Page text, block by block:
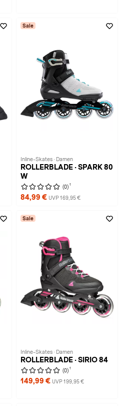
Sale
Inline-Skates · Damen
ROLLERBLADE · SPARK 80
W
(0) 1
84,99 € UVP 169,95 €
Sale
Inline-Skates · Damen
ROLLERBLADE · SIRIO 84
(0) 1
149,99 € UVP 199,95 €